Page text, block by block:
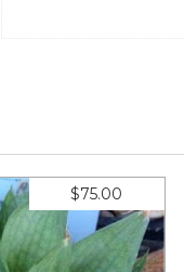
$75.00